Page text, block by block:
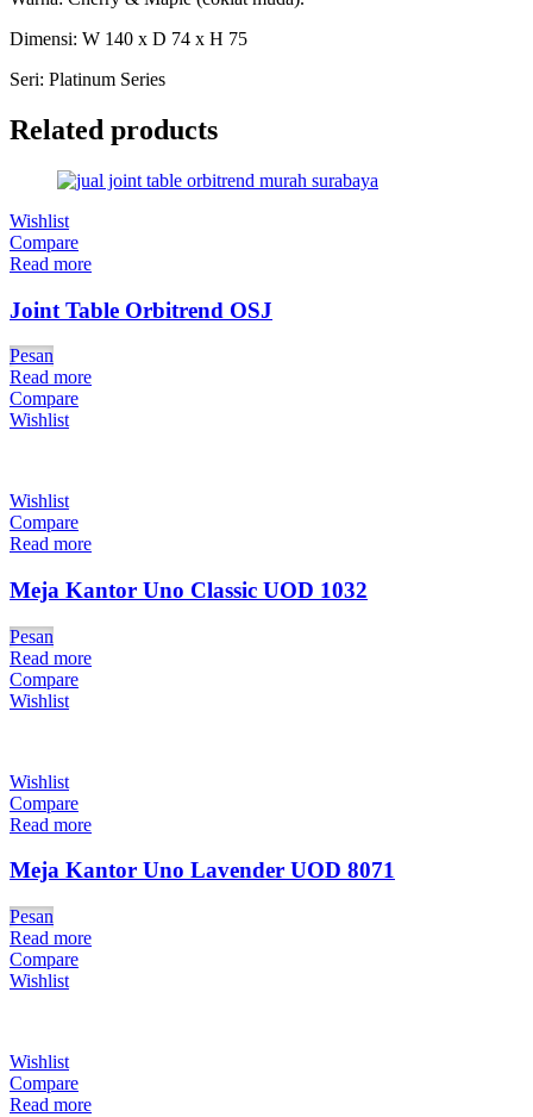
Dimensi: W 140 x D 74 x H 75
Seri: Platinum Series
Related products
Wishlist
Compare
Read more
Joint Table Orbitrend OSJ
Pesan
Read more
Compare
Wishlist
Wishlist
Compare
Read more
Meja Kantor Uno Classic UOD 1032
Pesan
Read more
Compare
Wishlist
Wishlist
Compare
Read more
Meja Kantor Uno Lavender UOD 8071
Pesan
Read more
Compare
Wishlist
Wishlist
Compare
Read more